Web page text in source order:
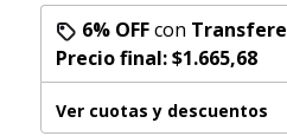
6% OFFcon
Precio final:$1.665,68
Ver cuotas y descuentos